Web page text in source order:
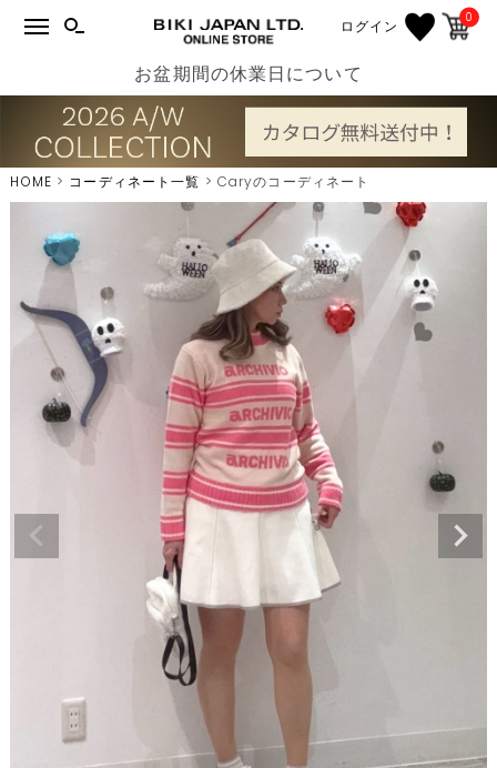
ログイン 0
お盆期間の休業日について
HOME コーディネート一覧 Caryのコーディネート